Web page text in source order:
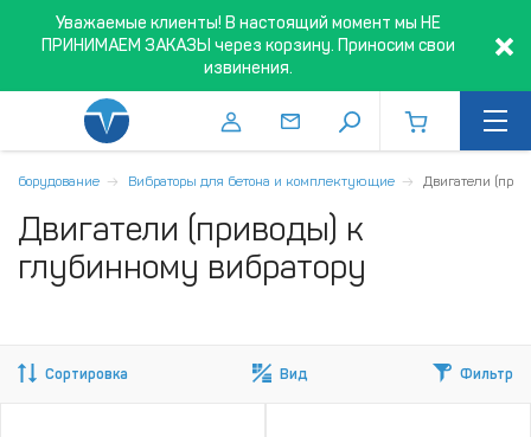
Уважаемые клиенты! В настоящий момент мы НЕ
ПРИНИМАЕМ ЗАКАЗЫ через корзину. Приносим свои
извинения.
Вибраторы для бетона и комплектующие Двигатели
Двигатели (приводы) к
глубинному вибратору
Сортировка Вид Фильтр